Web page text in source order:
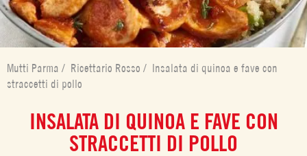
Mutti Parma / Ricettario Rosso / Insalata di quinoa e fave con
straccetti di pollo
INSALATA DI QUINOA E FAVE CON
STRACCETTI DI POLLO